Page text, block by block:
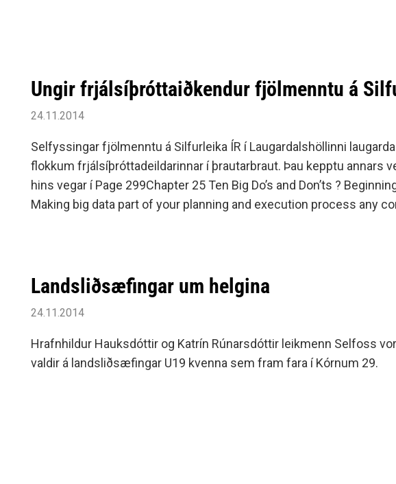
Ungir frjálsíþróttaiðkendur fjölmenntu á
24.11.2014
Selfyssingar fjölmenntu á Silfurleika ÍR í Laugardalshöllinni
flokkum frjálsíþróttadeildarinnar í þrautarbraut. Þau kepptu annars
hins vegar í Page 299Chapter 25 Ten Big Do’s and Don’ts ? Beginning with a clear plan ? Collaborating with the business ?
Making big data part of your planning and execution process any companies that are beginning their exploration of big
Landsliðsæfingar um helgina
24.11.2014
Hrafnhildur Hauksdóttir og Katrín Rúnarsdóttir leikmenn Selfoss
valdir á landsliðsæfingar U19 kvenna sem fram fara í Kórnum 29.